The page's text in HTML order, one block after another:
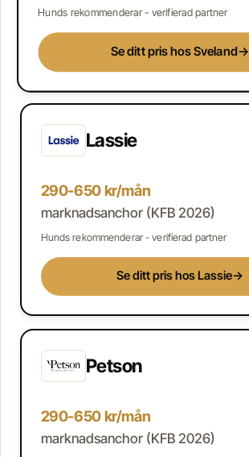
Hunds rekommenderar - verifierad partner
Se ditt pris hos Sveland→
Lassie
290-650 kr/mån
marknadsanchor (KFB 2026)
Hunds rekommenderar - verifierad partner
Se ditt pris hos Lassie→
Petson
290-650 kr/mån
marknadsanchor (KFB 2026)